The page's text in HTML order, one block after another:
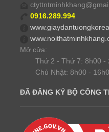
0916.289.994
Mở cửa:
Thứ 2 - Thứ 7: 8h00 -
Chủ Nhật: 8h00 -
ĐÃ ĐĂNG KÝ BỘ CÔNG